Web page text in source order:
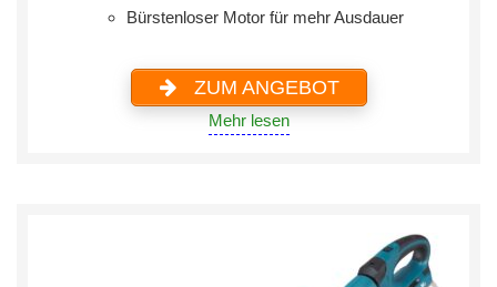
‎Bürstenloser Motor für mehr Ausdauer
ZUM ANGEBOT
Mehr lesen